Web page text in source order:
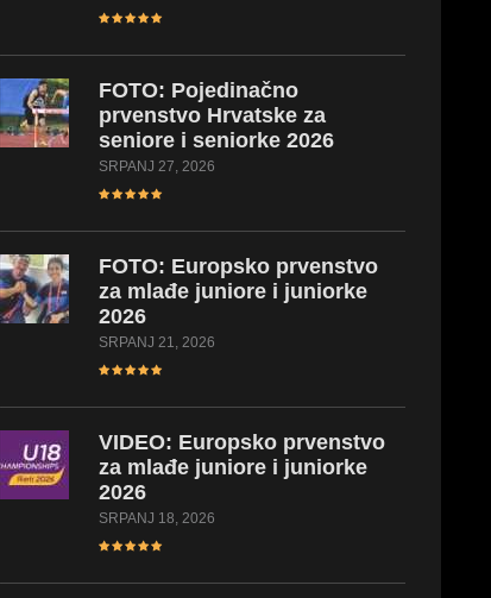
FOTO: Pojedinačno
prvenstvo Hrvatske za
seniore i seniorke 2026
SRPANJ 27, 2026
FOTO: Europsko prvenstvo
za mlađe juniore i juniorke
2026
SRPANJ 21, 2026
VIDEO: Europsko prvenstvo
za mlađe juniore i juniorke
2026
SRPANJ 18, 2026